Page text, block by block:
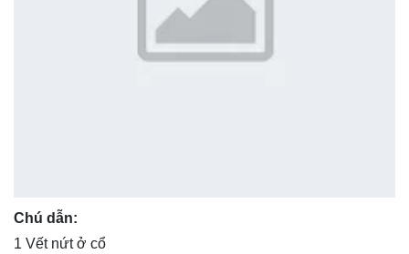
Chú dẫn:
1 Vết nứt ở cổ